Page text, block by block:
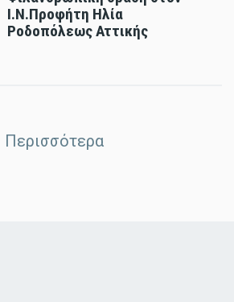
Ι.Ν.Προφήτη Ηλία
Ροδοπόλεως Αττικής
Περισσότερα